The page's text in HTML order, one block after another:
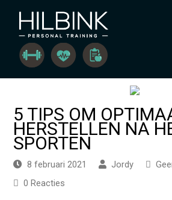
5 TIPS OM
HERSTELLEN NA
SPORTEN
8 februari 2021 Jordy
0 Reacties